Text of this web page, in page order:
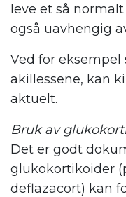
leve et så
også uavhengig
Ved for
akillessene, kan
aktuelt.
Bruk av
Det er godt
glukokortikoider
deflazacort) kan